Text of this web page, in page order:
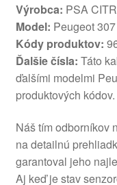
Výrobca: PSA
Model: Peugeot 307
Kódy produktov:
Ďalšie čísla: Táto
ďalšími modelmi
produktových kódov.
Náš tím odborníkov
na detailnú
garantoval jeho
Aj keď je stav